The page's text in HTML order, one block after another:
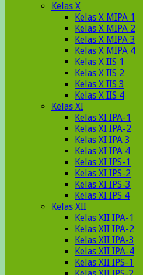
Kelas X
Kelas X MIPA 1
Kelas X MIPA 2
Kelas X MIPA 3
Kelas X MIPA 4
Kelas X IIS 1
Kelas X IIS 2
Kelas X IIS 3
Kelas X IIS 4
Kelas XI
Kelas XI IPA-1
Kelas XI IPA-2
Kelas XI IPA 3
Kelas XI IPA 4
Kelas XI IPS-1
Kelas XI IPS-2
Kelas XI IPS-3
Kelas XI IPS 4
Kelas XII
Kelas XII IPA-1
Kelas XII IPA-2
Kelas XII IPA-3
Kelas XII IPA-4
Kelas XII IPS-1